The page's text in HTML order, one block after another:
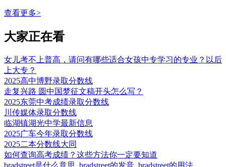
查看更多>
大家正在看
女儿考不上普高，请问有哪些适合女孩中专学习的专业？以后
上大专？
2025高中博野录取分数线
走复兴路 圆中国梦征文稿开头怎么写？
2025东莞中考成绩录取分数线
川传媒体录取分数线
临湖镇湖光中学最新信息
2025广车今年录取分数线
2025二本分数线大同
如何查询高考成绩？这些方法你一定要知道
bradstreet是什么意思_bradstreet的发音_bradstreet的用法